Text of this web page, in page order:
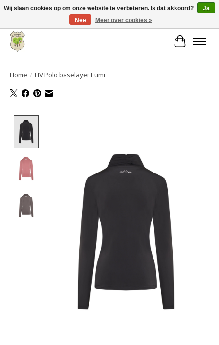
Grote keuze aan producten en snelle verzending!
Home / HV Polo baselayer Lumi
Wij slaan cookies op om onze website te verbeteren. Is dat akkoord?
Ja
Nee
Meer over cookies »